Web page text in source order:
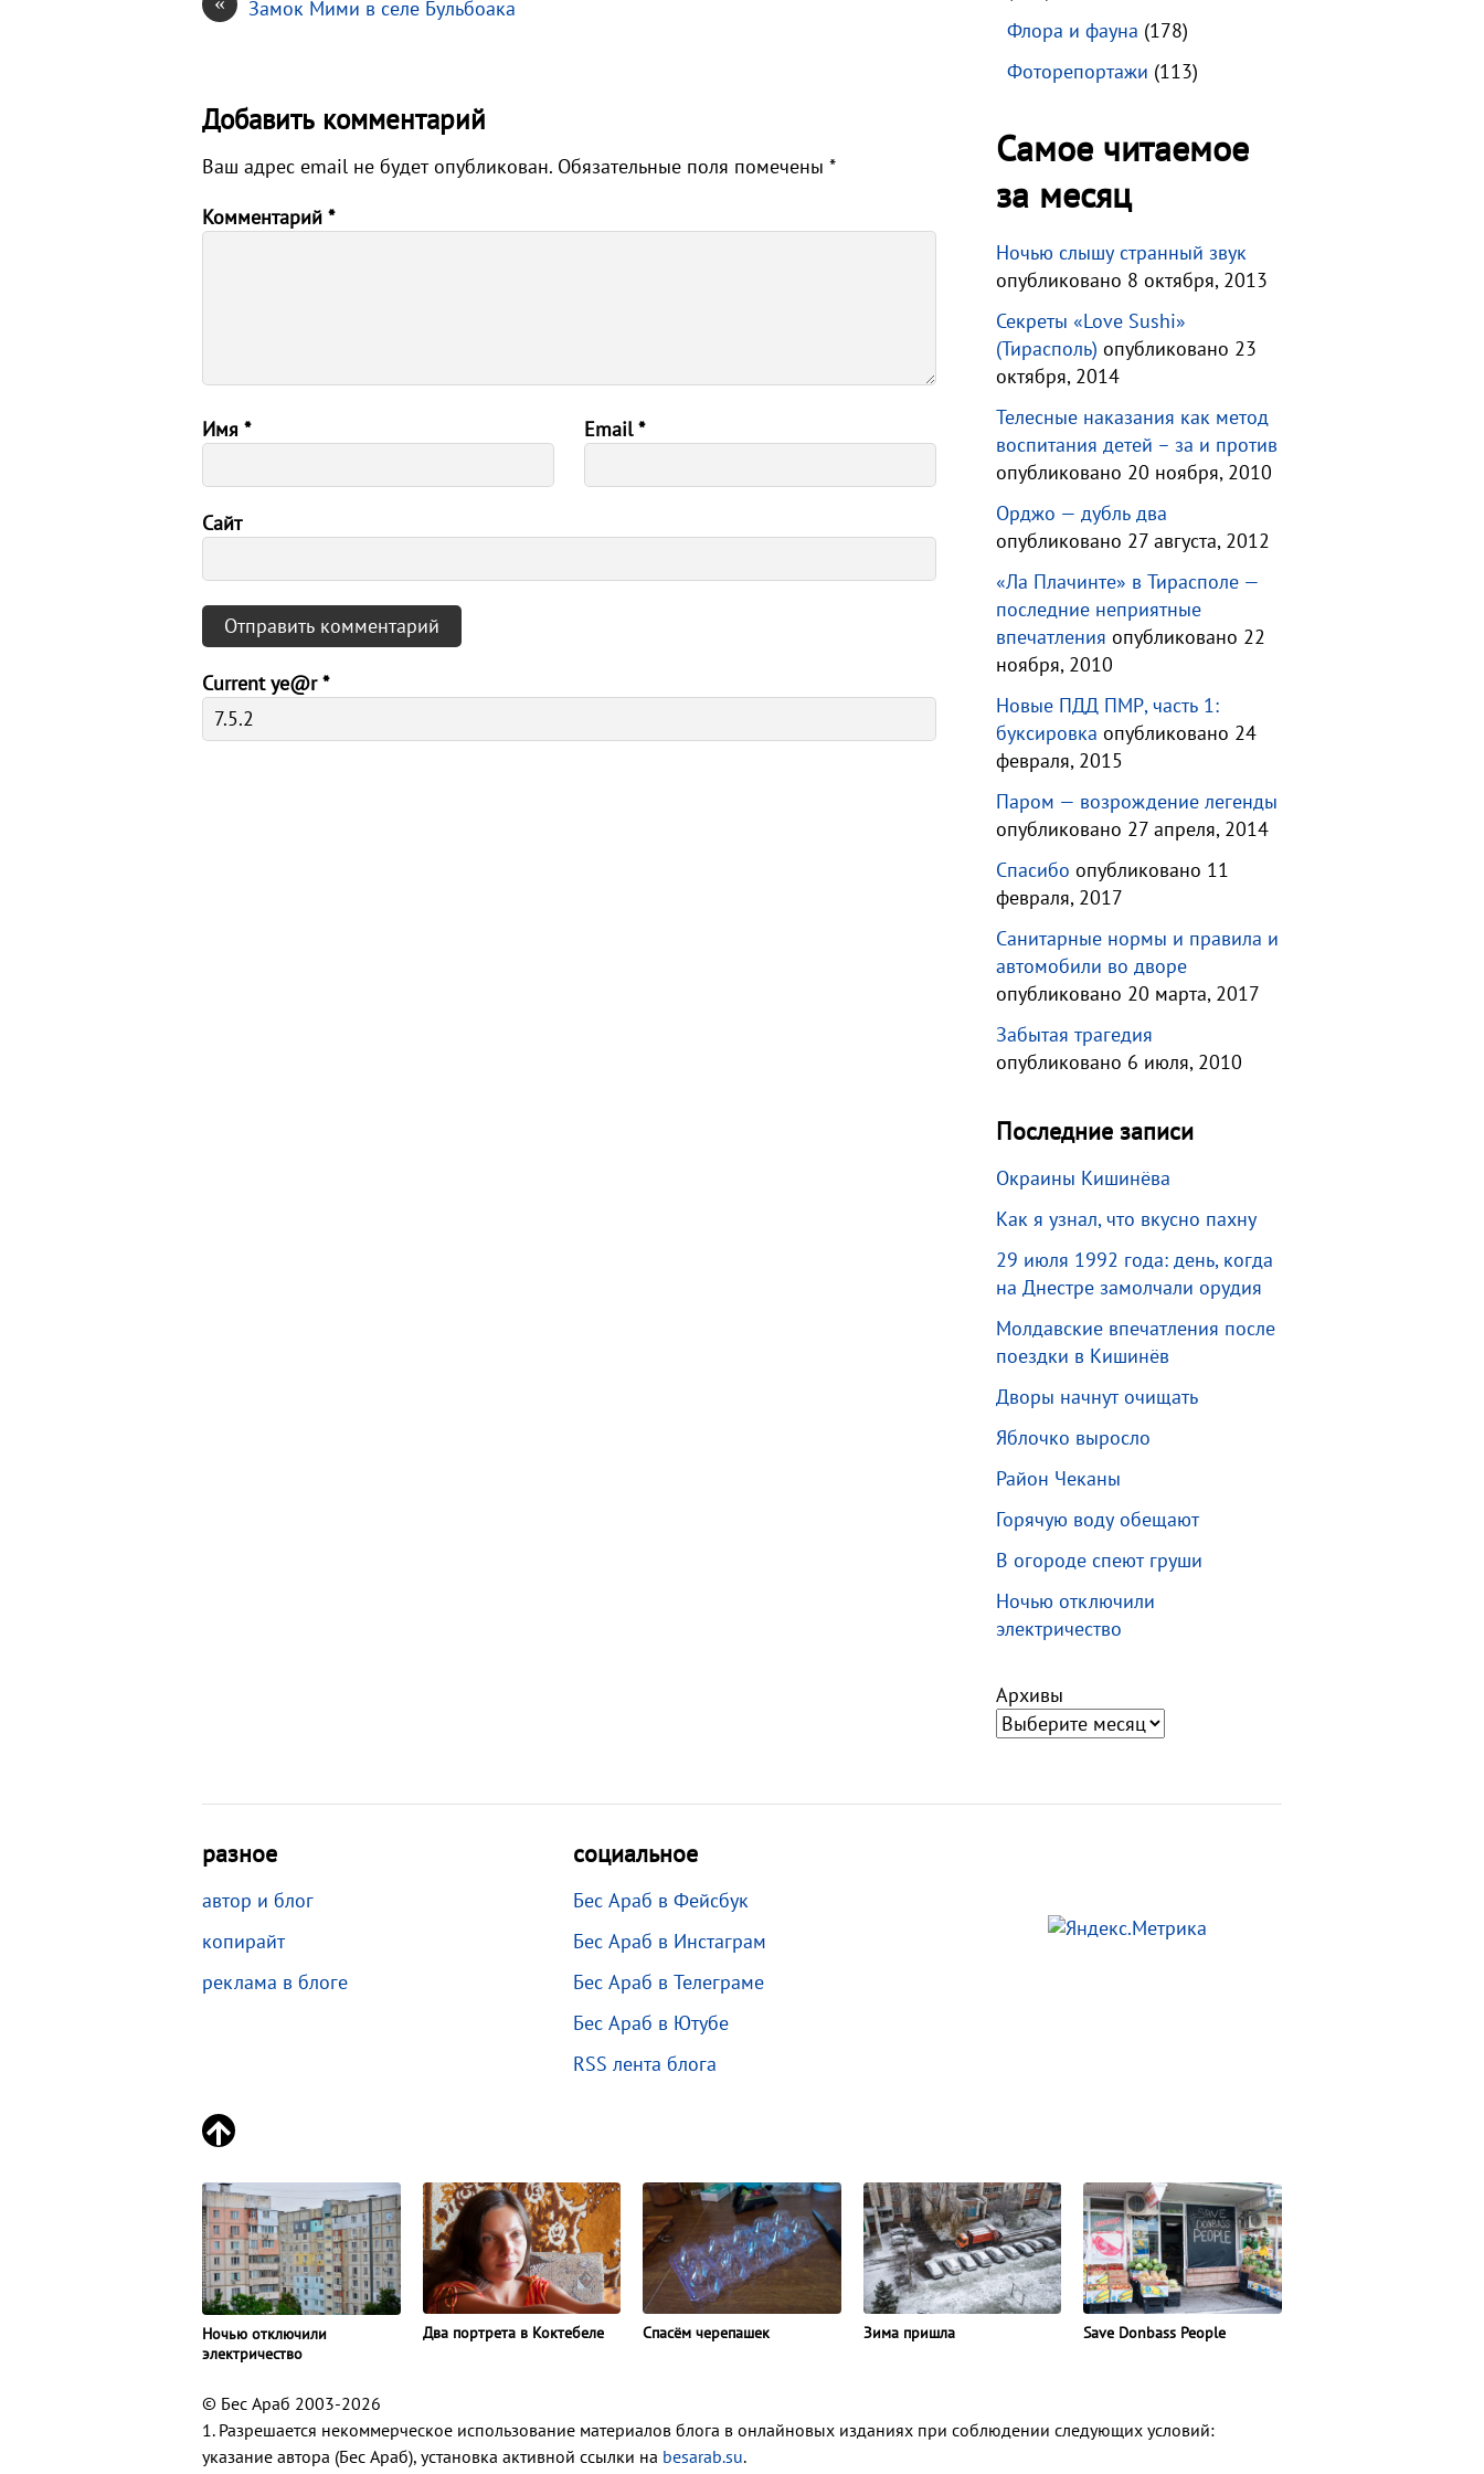
Замок Мими в селе Бульбоака
Добавить комментарий
Ваш адрес email не будет опубликован. Обязательные поля помечены *
Комментарий *
Имя * Email*
Сайт
Current ye@r*
Флора и фауна (178)
Фоторепортажи (113)
Самое читаемое
за месяц
Ночью слышу странный звук
опубликовано 8 октября, 2013
Секреты «Love Sushi»
(Тирасполь) опубликовано 23
октября, 2014
Телесные наказания как метод
воспитания детей – за и против
опубликовано 20 ноября, 2010
Орджо — дубль два
опубликовано 27 августа, 2012
«Ла Плачинте» в Тирасполе —
последние неприятные
впечатления опубликовано 22
ноября, 2010
Новые ПДД ПМР, часть 1:
буксировка опубликовано 24
февраля, 2015
Паром — возрождение легенды
опубликовано 27 апреля, 2014
Спасибо опубликовано 11
февраля, 2017
Санитарные нормы и правила и
автомобили во дворе
опубликовано 20 марта, 2017
Забытая трагедия
опубликовано 6 июля, 2010
Последние записи
Окраины Кишинёва
Как я узнал, что вкусно пахну
29 июля 1992 года: день, когда
на Днестре замолчали орудия
Молдавские впечатления после
поездки в Кишинёв
Дворы начнут очищать
Яблочко выросло
Район Чеканы
Горячую воду обещают
В огороде спеют груши
Ночью отключили
электричество
Архивы
разное
автор и блог
копирайт
реклама в блоге
социальное
Бес Араб в Фейсбук
Бес Араб в Инстаграм
Бес Араб в Телеграме
Бес Араб в Ютубе
RSS лента блога
Ночью отключили
электричество
Два портрета в Коктебеле Спасём черепашек Зима пришла Save Donbass People
© Бес Араб 2003-2026
1. Разрешается некоммерческое использование материалов блога в онлайновых изданиях при соблюдении следующих условий:
указание автора (Бес Араб), установка активной ссылки на besarab.su.